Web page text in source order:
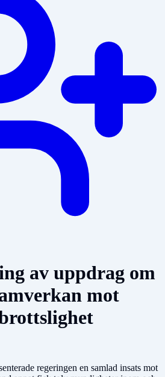
av uppdrag om
mot
regeringen en samlad insats mot